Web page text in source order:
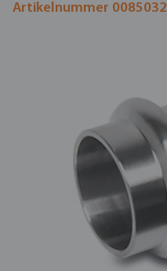
Artikelnummer 0085032